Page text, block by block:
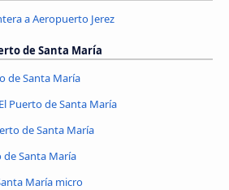
a Aeropuerto Jerez
de Santa María
de Santa María
Puerto de Santa María
de Santa María
de Santa María
María micro